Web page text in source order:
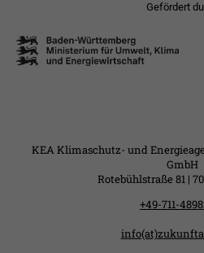
Gefördert
KEA Klimaschutz- und
GmbH
Rotebühlstraße 81 |
+49-711-